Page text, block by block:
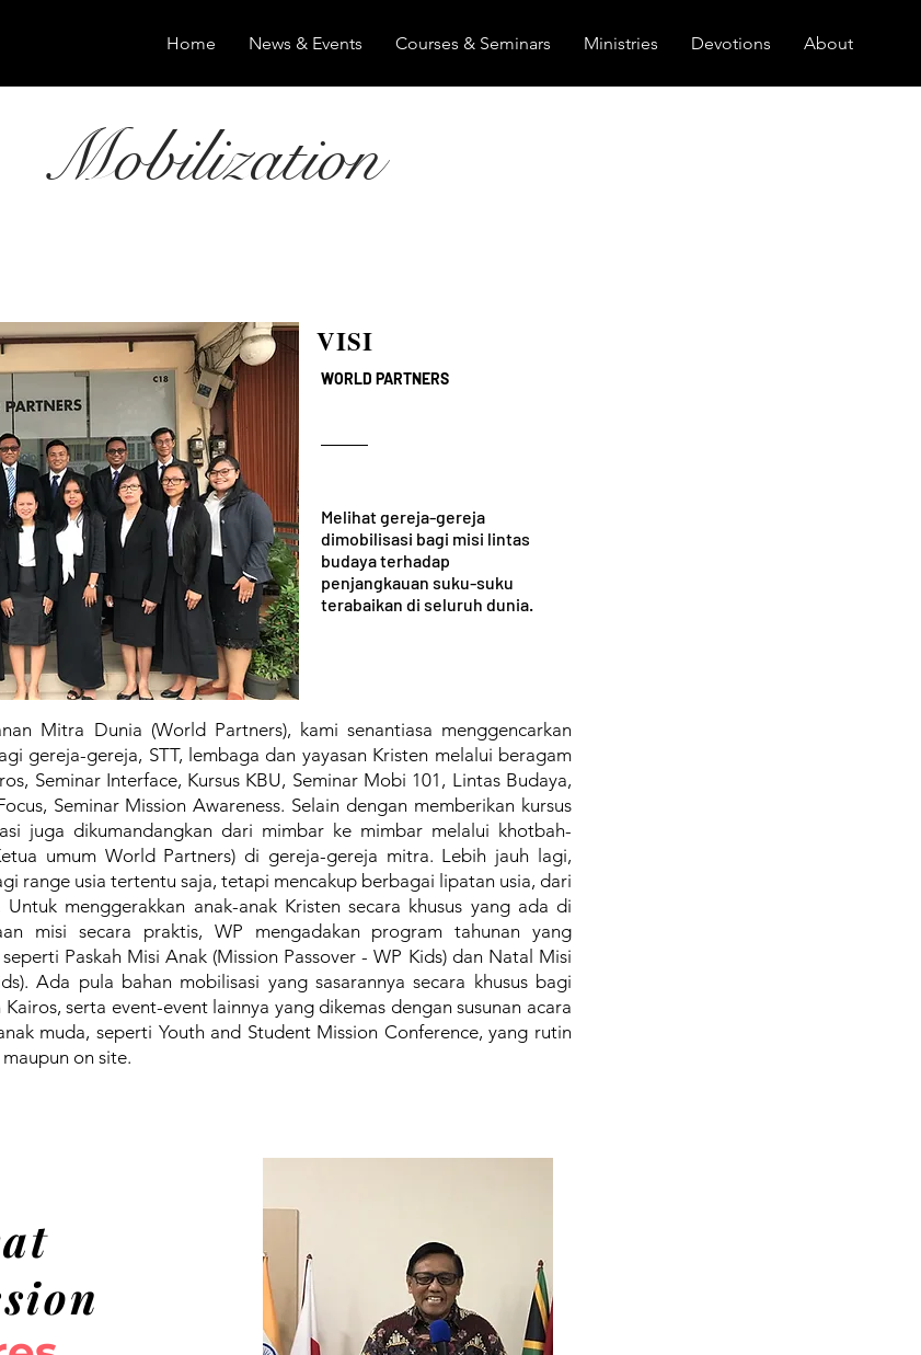
Home News & Events Courses & Seminars Ministries Devotions About
Mobilization
VISI
WORLD PARTNERS
Melihat gereja-gereja
dimobilisasi bagi misi lintas
budaya terhadap
penjangkauan suku-suku
terabaikan di seluruh dunia.
Mitra Dunia (World Partners), kami senantiasa menggencarkan
gereja-gereja, STT, lembaga dan yayasan Kristen melalui beragam
Seminar Interface, Kursus KBU, Seminar Mobi 101, Lintas Budaya,
Seminar Mission Awareness. Selain dengan memberikan kursus
juga dikumandangkan dari mimbar ke mimbar melalui khotbah-
umum World Partners) di gereja-gereja mitra. Lebih jauh lagi,
range usia tertentu saja, tetapi mencakup berbagai lipatan usia, dari
menggerakkan anak-anak Kristen secara khusus yang ada di
misi secara praktis, WP mengadakan program tahunan yang
Paskah Misi Anak (Mission Passover - WP Kids) dan Natal Misi
Ada pula bahan mobilisasi yang sasarannya secara khusus bagi
serta event-event lainnya yang dikemas dengan susunan acara
muda, seperti Youth and Student Mission Conference, yang rutin
on site.